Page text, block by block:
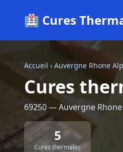
🏥 Cures
Accueil › Auvergne Rhone
Cures
69250 — Auvergne Rhone
5
Cures thermales